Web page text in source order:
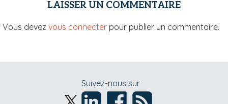
LAISSER UN COMMENTAIRE
Vous devez vous connecter pour publier un commentaire.
Suivez-nous sur